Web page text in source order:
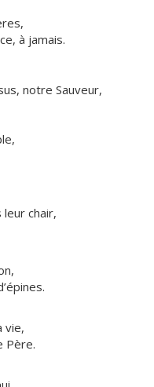
ce, à jamais.
notre Sauveur,
chair,
vie,
Père.